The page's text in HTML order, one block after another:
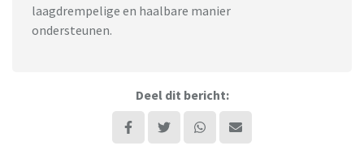
laagdrempelige en haalbare manier
ondersteunen.
Deel dit bericht: